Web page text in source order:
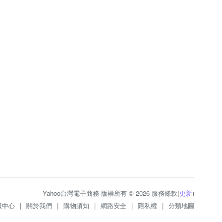
Yahoo台灣電子商務 版權所有 © 2026 服務條款(更新)
中心 | 關於我們 | 購物須知 | 網路安全 | 隱私權 | 分類地圖